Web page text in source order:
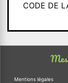
CODE DE
Mes
Mentions légales